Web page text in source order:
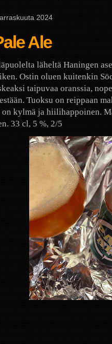
2024
Ale
läheltä Haningen
Ostin oluen kuitenkin
taipuvaa oranssia,
Tuoksu on reippaan
kylmä ja hiilihappoinen.
33 cl, 5 %, 2/5